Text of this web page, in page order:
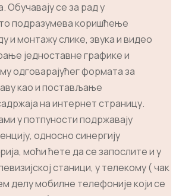
Обучавају се за рад у
подразумева коришћење
и монтажу слике, звука и видео
једноставне графике и
одговарајућег формата за
као и постављање
на интернет страницу.
у потпуности подржавају
односно синергију
моћи ћете да се запослите и у
станици, у телекому ( чак
делу мобилне телефоније који се